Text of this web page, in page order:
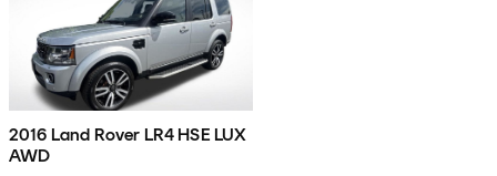
2016 Land Rover LR4 HSE LUX
AWD